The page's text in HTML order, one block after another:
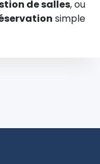
de salles, ou
simple